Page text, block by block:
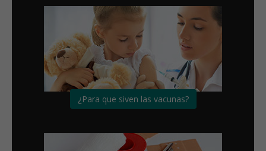
¿Para que siven las vacunas?